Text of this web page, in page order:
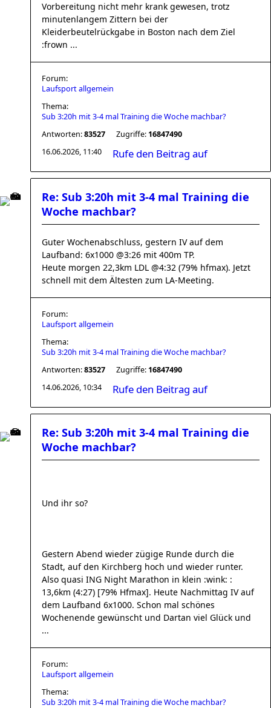
Vorbereitung nicht mehr krank gewesen, trotz
minutenlangem Zittern bei der
Kleiderbeutelrückgabe in Boston nach dem Ziel
:frown ...
Forum:
Laufsport allgemein
Thema:
Sub 3:20h mit 3-4 mal Training die Woche machbar?
Antworten:83527 Zugriffe: 16847490
16.06.2026, 11:40
Rufe den Beitrag auf
Re: Sub 3:20h mit 3-4 mal Training die
Woche machbar?
Guter Wochenabschluss, gestern IV auf dem
Laufband: 6x1000 @3:26 mit 400m TP.
Heute morgen 22,3km LDL @4:32 (79% hfmax). Jetzt
schnell mit dem Ältesten zum LA-Meeting.
Forum:
Laufsport allgemein
Thema:
Sub 3:20h mit 3-4 mal Training die Woche machbar?
Antworten:83527 Zugriffe: 16847490
14.06.2026, 10:34
Rufe den Beitrag auf
Re: Sub 3:20h mit 3-4 mal Training die
Woche machbar?
Und ihr so?
Gestern Abend wieder zügige Runde durch die
Stadt, auf den Kirchberg hoch und wieder runter.
Also quasi ING Night Marathon in klein :wink: :
13,6km (4:27) [79% Hfmax]. Heute Nachmittag IV auf
dem Laufband 6x1000. Schon mal schönes
Wochenende gewünscht und Dartan viel Glück und
...
Forum:
Laufsport allgemein
Thema:
Sub 3:20h mit 3-4 mal Training die Woche machbar?